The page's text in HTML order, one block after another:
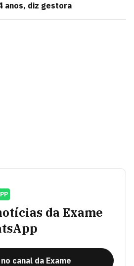
anos, diz gestora
da Exame
canal da Exame